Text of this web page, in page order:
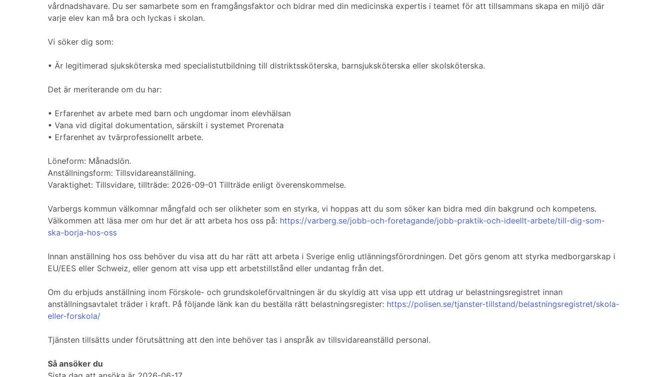
vårdnadshavare. Du ser samarbete som en framgångsfaktor och bidrar med din medicinska expertis i teamet för att tillsammans skapa en miljö där
varje elev kan må bra och lyckas i skolan.
Vi söker dig som:
• Är legitimerad sjuksköterska med specialistutbildning till distriktssköterska, barnsjuksköterska eller skolsköterska.
Det är meriterande om du har:
• Erfarenhet av arbete med barn och ungdomar inom elevhälsan
• Vana vid digital dokumentation, särskilt i systemet Prorenata
• Erfarenhet av tvärprofessionellt arbete.
Löneform: Månadslön.
Anställningsform: Tillsvidareanställning.
Varaktighet: Tillsvidare, tillträde: 2026-09-01 Tillträde enligt överenskommelse.
Varbergs kommun välkomnar mångfald och ser olikheter som en styrka, vi hoppas att du som söker kan bidra med din bakgrund och kompetens.
Välkommen att läsa mer om hur det är att arbeta hos oss på: https://varberg.se/jobb-och-foretagande/jobb-praktik-och-ideellt-arbete/till-dig-som-
ska-borja-hos-oss
Innan anställning hos oss behöver du visa att du har rätt att arbeta i Sverige enlig utlänningsförordningen. Det görs genom att styrka medborgarskap i
EU/EES eller Schweiz, eller genom att visa upp ett arbetstillstånd eller undantag från det.
Om du erbjuds anställning inom Förskole- och grundskoleförvaltningen är du skyldig att visa upp ett utdrag ur belastningsregistret innan
anställningsavtalet träder i kraft. På följande länk kan du beställa rätt belastningsregister: https://polisen.se/tjanster-tillstand/belastningsregistret/skola-
eller-forskola/
Tjänsten tillsätts under förutsättning att den inte behöver tas i anspråk av tillsvidareanställd personal.
Så ansöker du